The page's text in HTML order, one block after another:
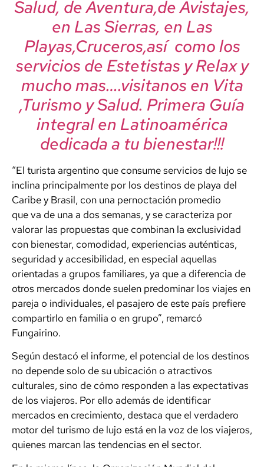
Salud, de Aventura,de Avistajes,
en Las Sierras, en Las
Playas,Cruceros,así como los
servicios de Estetistas y Relax y
mucho mas….visitanos en Vita
,Turismo y Salud. Primera Guía
integral en Latinoamérica
dedicada a tu bienestar!!!
“El turista argentino que consume servicios de lujo se
inclina principalmente por los destinos de playa del
Caribe y Brasil, con una pernoctación promedio
que va de una a dos semanas, y se caracteriza por
valorar las propuestas que combinan la exclusividad
con bienestar, comodidad, experiencias auténticas,
seguridad y accesibilidad, en especial aquellas
orientadas a grupos familiares, ya que a diferencia de
otros mercados donde suelen predominar los viajes en
pareja o individuales, el pasajero de este país prefiere
compartirlo en familia o en grupo”, remarcó
Fungairino.
Según destacó el informe, el potencial de los destinos
no depende solo de su ubicación o atractivos
culturales, sino de cómo responden a las expectativas
de los viajeros. Por ello además de identificar
mercados en crecimiento, destaca que el verdadero
motor del turismo de lujo está en la voz de los viajeros,
quienes marcan las tendencias en el sector.